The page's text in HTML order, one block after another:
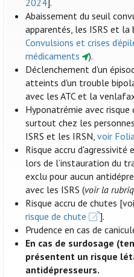
2024].
Abaissement du seuil
apparentés, les ISRS et la
Convulsions et crises
médicaments
).
Déclenchement d'un
atteints d'un trouble
avec les ATC et la
Hyponatrémie avec
surtout chez les
ISRS et les IRSN,voir
Risque accru d'agressivité
lors de l’instauration du
exclu pour aucun
avec les ISRS (voir la
Risque accru de chutes
risque de chute
].
Prudence en cas de
En cas de surdosage
présentent un risque
antidépresseurs.